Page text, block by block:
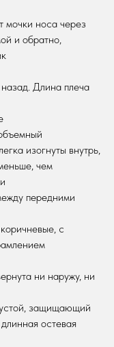
мочки носа через
и обратно,
Длина плеча
изогнуты внутрь,
чем
передними
с
ни наружу, ни
защищающий
остевая